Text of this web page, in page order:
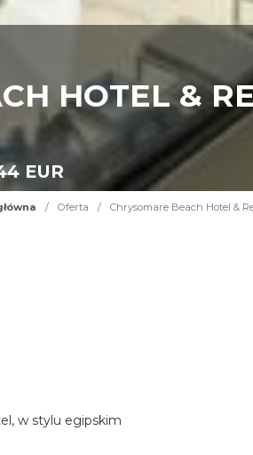
HOTEL &
EUR
/ Oferta / Chrysomare Beach Hotel &
w stylu egipskim